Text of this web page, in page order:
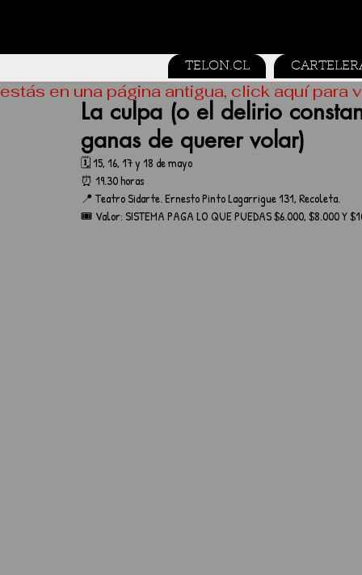
TELON.CL
La culpa (o el delirio
ganas de querer volar)
🗓️ 15, 16, 17 y 18 de mayo
⏰ 19.30 horas
📍 Teatro Sidarte. Ernesto Pinto Lagarrigue 131, Recoleta.
🎟️ Valor: SISTEMA PAGA LO QUE PUEDAS $6.000, $8.000 Y
estás en una página antigua, click aquí para